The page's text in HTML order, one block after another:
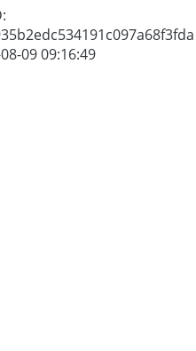
09 09:16:49